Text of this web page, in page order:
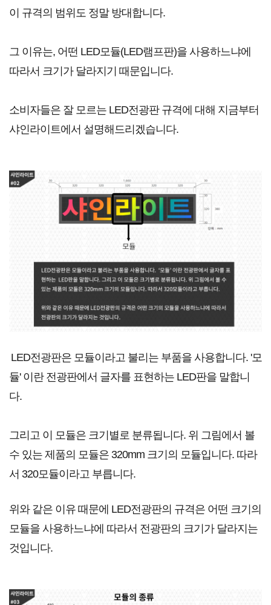
이 규격의 범위도 정말 방대합니다.
그 이유는, 어떤 LED모듈(LED램프판)을 사용하느냐에
따라서 크기가 달라지기 때문입니다.
소비자들은 잘 모르는 LED전광판 규격에 대해 지금부터
샤인라이트에서 설명해드리겠습니다.
LED전광판은 모듈이라고 불리는 부품을 사용합니다. '모
듈' 이란 전광판에서 글자를 표현하는 LED판을 말합니
다.
그리고 이 모듈은 크기별로 분류됩니다. 위 그림에서 볼
수 있는 제품의 모듈은 320mm 크기의 모듈입니다. 따라
서 320모듈이라고 부릅니다.
위와 같은 이유 때문에 LED전광판의 규격은 어떤 크기의
모듈을 사용하느냐에 따라서 전광판의 크기가 달라지는
것입니다.